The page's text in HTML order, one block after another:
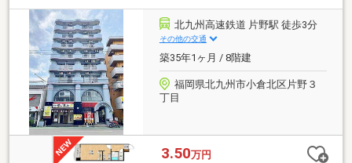
北九州高速鉄道 片野駅 徒歩3分
その他の交通
築35年1ヶ月 / 8階建
福岡県北九州市小倉北区片野３
丁目
3.50万円